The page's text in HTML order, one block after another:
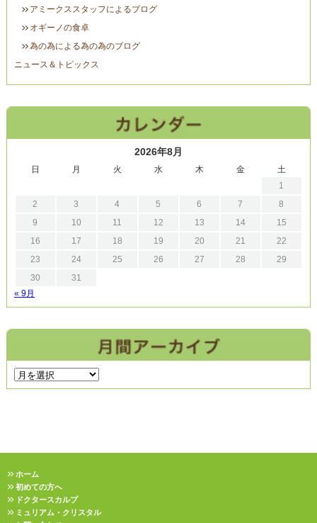
アミークススタッフによるブログ
オギーノの食卓
為の為による為の為のブログ
ニュース＆トピックス
2026年8月
日 月 火 水 木 金
土
1
2
3 4 5 6 7
8
9
10 11 12 13 14
15
16
17 18 19 20 21
22
23
24 25 26 27 28
29
30
31
« 9月
ホーム
初めての方へ
ドクタースカルプ
ミュリアム・クリスタル